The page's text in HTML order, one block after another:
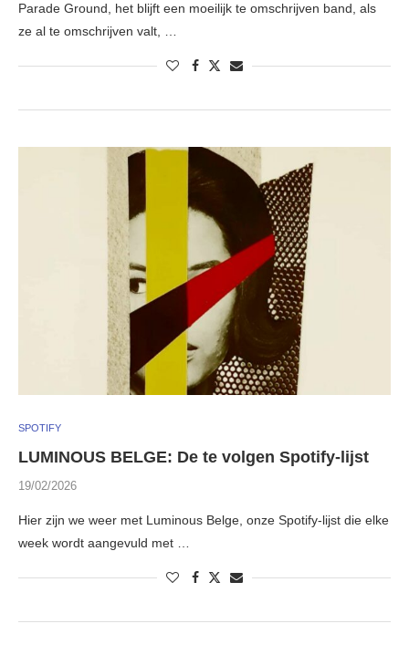
Parade Ground, het blijft een moeilijk te omschrijven band, als
ze al te omschrijven valt, …
SPOTIFY
LUMINOUS BELGE: De te volgen Spotify-lijst
19/02/2026
Hier zijn we weer met Luminous Belge, onze Spotify-lijst die elke
week wordt aangevuld met …